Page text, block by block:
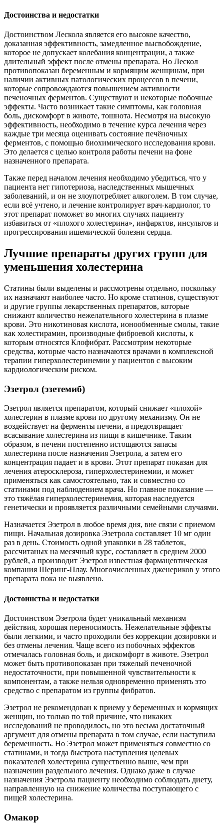
Достоинства и недостатки
Достоинством Лескола является его высокое качество,
доказанная эффективность, замедленное высвобождение,
которое не допускает колебания концентрации, а также
длительный эффект после отмены препарата. Но Лескол
противопоказан беременным и кормящим женщинам, при
наличии активных патологических процессов в печени,
которые сопровождаются повышением активности
печеночных ферментов. Существуют и некоторые побочные
эффекты. Часто возникает такие симптомы, как головная
боль, дискомфорт в животе, тошнота. Несмотря на высокую
эффективность, необходимо в течение курса лечения через
каждые три месяца оценивать состояние печёночных
ферментов, с помощью биохимического исследования крови.
Это делается с целью контроля работы печени на фоне
назначенного препарата.
Также перед началом лечения необходимо убедиться, что у
пациента нет гипотериоза, наследственных мышечных
заболеваний, и он не злоупотребляет алкоголем. В том случае,
если всё учтено, и лечение контролирует врач-кардиолог, то
этот препарат поможет во многих случаях пациенту
избавиться от «плохого холестерина», инфарктов, инсультов и
прогрессирования ишемической болезни сердца.
Лучшие препараты других групп для
уменьшения холестерина
Статины были выделены и рассмотрены отдельно, поскольку
их назначают наиболее часто. Но кроме статинов, существуют
и другие группы лекарственных препаратов, которые
снижают количество нежелательного холестерина в плазме
крови. Это никотиновая кислота, ионообменные смолы, такие
как холестирамин, производные фиброевой кислоты, к
которым относятся Клофибрат. Рассмотрим некоторые
средства, которые часто назначаются врачами в комплексной
терапии гиперхолестеринемии у пациентов с высоким
кардиологическим риском.
Эзетрол (эзетемиб)
Эзетрол является препаратом, который снижает «плохой»
холестерин в плазме крови по другому механизму. Он не
воздействует на ферменты печени, а предотвращает
всасывание холестерина из пищи в кишечнике. Таким
образом, в печени постепенно истощаются запасы
холестерина после назначения Эзетрола, а затем его
концентрация падает и в крови. Этот препарат показан для
лечения атеросклероза, гиперхолестеринемии, и может
применяться как самостоятельно, так и совместно со
статинами под наблюдением врача. Но главное показание —
это тяжёлая гиперхолестеринемия, которая наследуется
генетически и проявляется различными семейными случаями.
Назначается Эзетрол в любое время дня, вне связи с приемом
пищи. Начальная дозировка Эзетрола составляет 10 мг один
раз в день. Стоимость одной упаковки в 28 таблеток,
рассчитаных на месячный курс, составляет в среднем 2000
рублей, а производит Эзетрол известная фармацевтическая
компания Шеринг-Плау. Многочисленных дженериков у этого
препарата пока не выявлено.
Достоинства и недостатки
Достоинством Эзетрола будет уникальный механизм
действия, хорошая переносимость. Нежелательные эффекты
были легкими, и часто проходили без коррекции дозировки и
без отмены лечения. Чаще всего из побочных эффектов
отмечалась головная боль, и дискомфорт в животе. Эзетрол
может быть противопоказан при тяжелый печеночной
недостаточности, при повышенной чувствительности к
компонентам, а также нельзя одновременно применять это
средство с препаратом из группы фибратов.
Эзетрол не рекомендован к приему у беременных и кормящих
женщин, но только по той причине, что никаких
исследований не проводилось, но это весьма достаточный
аргумент для отмены препарата в том случае, если наступила
беременность. Но Эзетрол может применяться совместно со
статинами, и тогда быстрота наступления целевых
показателей холестерина существенно выше, чем при
назначении раздельного лечения. Однако даже в случае
назначения Эзетрола пациенту необходимо соблюдать диету,
направленную на снижение количества поступающего с
пищей холестерина.
Омакор